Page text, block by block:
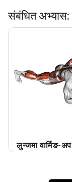
संबंधित अभ्यास:
लुन्जमा वार्मिङ-अप